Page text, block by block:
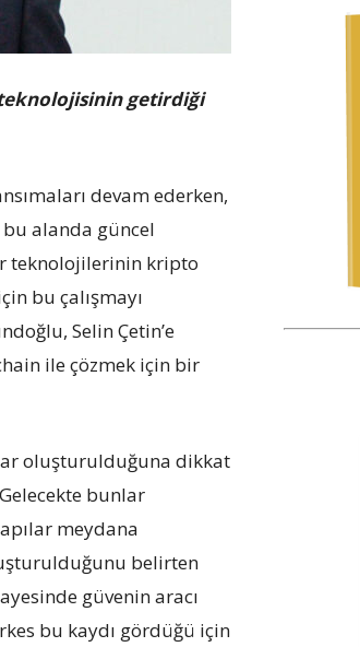
teknolojisinin getirdiği
devam ederken,
bu alanda güncel
teknolojilerinin kripto
bu çalışmayı
Selin Çetin’e
ile çözmek için bir
oluşturulduğuna dikkat
bunlar
meydana
belirten
güvenin aracı
bu kaydı gördüğü için